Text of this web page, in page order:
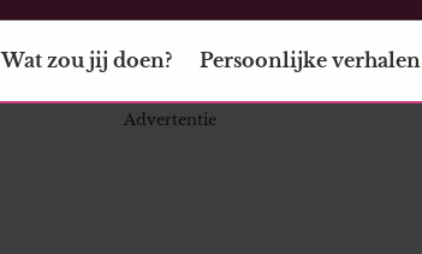
Wat zou jij doen? Persoonlijke verhalen